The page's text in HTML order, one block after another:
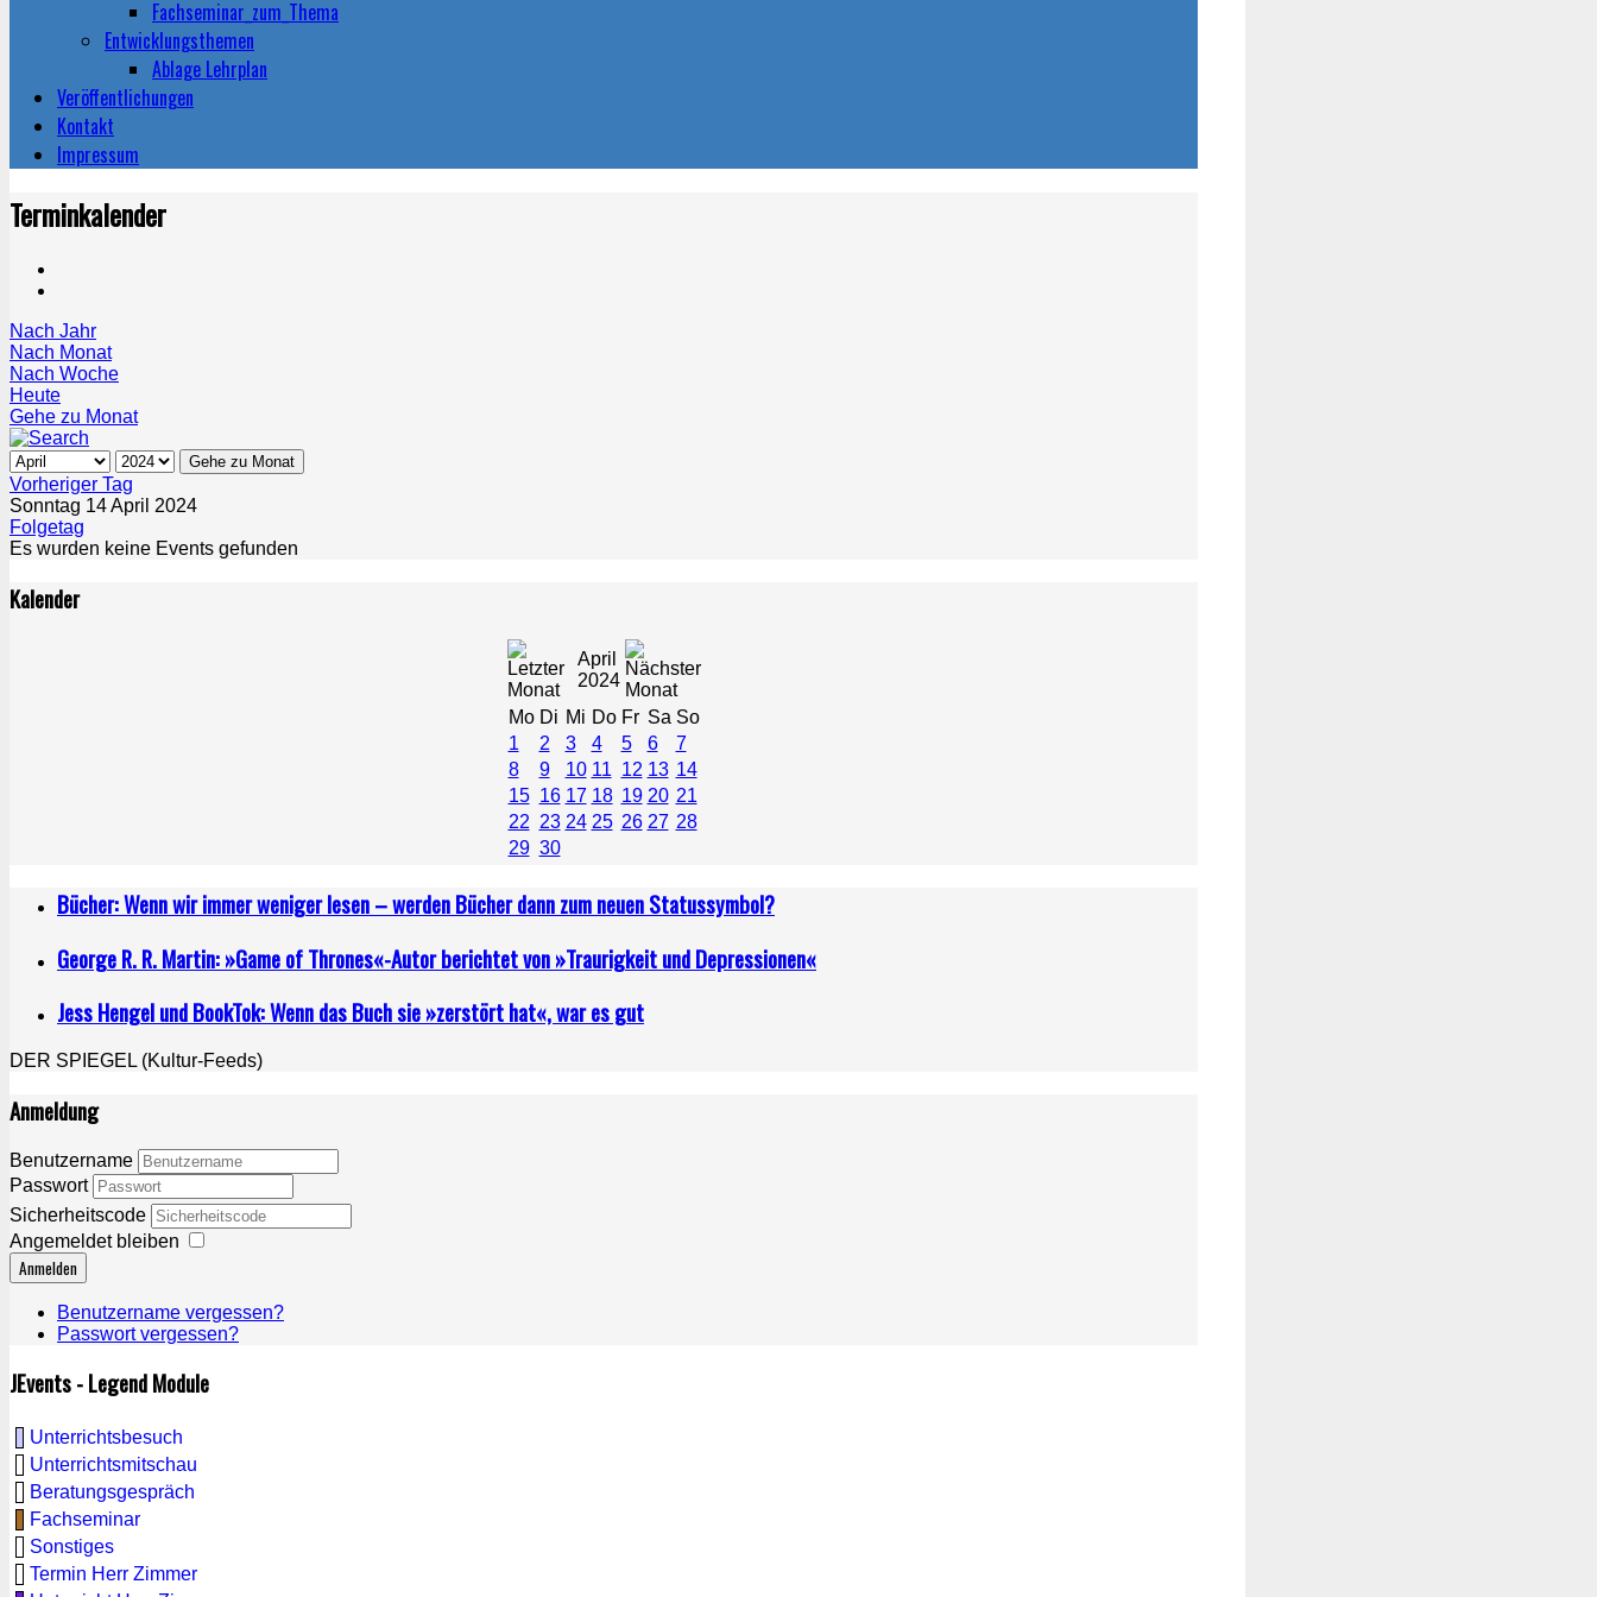
Fachseminar_zum_Thema
Entwicklungsthemen
Ablage Lehrplan
Veröffentlichungen
Kontakt
Impressum
Terminkalender
Nach Jahr
Nach Monat
Nach Woche
Heute
Gehe zu Monat
Gehe zu Monat
Vorheriger Tag
Sonntag 14 April 2024
Folgetag
Es wurden keine Events gefunden
Kalender
April
2024
Mo Di Mi Do Fr Sa So
1
2 3 4 5 6
7
8
9 10 11 12 13 14
15 16 17 18 19 20 21
22 23 24 25 26 27 28
29 30
Bücher: Wenn wir immer weniger lesen – werden Bücher dann zum neuen Statussymbol?
George R. R. Martin: »Game of Thrones«-Autor berichtet von »Traurigkeit und Depressionen«
Jess Hengel und BookTok: Wenn das Buch sie »zerstört hat«, war es gut
DER SPIEGEL (Kultur-Feeds)
Anmeldung
Benutzername
Passwort
Sicherheitscode
Angemeldet bleiben
Anmelden
Benutzername vergessen?
Passwort vergessen?
JEvents - Legend Module
Unterrichtsbesuch
Unterrichtsmitschau
Beratungsgespräch
Fachseminar
Sonstiges
Termin Herr Zimmer